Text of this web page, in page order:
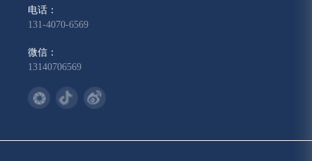
电话：
131-4070-6569
微信：
13140706569